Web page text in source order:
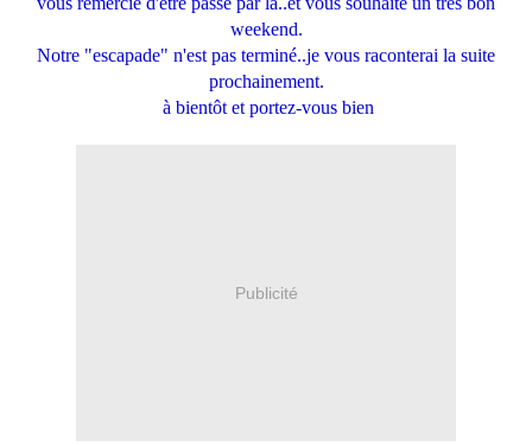
weekend.
Notre "escapade" n'est pas terminé..je vous raconterai la suite
prochainement.
à bientôt et portez-vous bien
Publicité